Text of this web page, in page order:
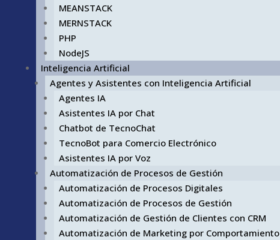
MEANSTACK
MERNSTACK
PHP
NodeJS
Inteligencia Artificial
Agentes y Asistentes con Inteligencia Artificial
Agentes IA
Asistentes IA por Chat
Chatbot de TecnoChat
TecnoBot para Comercio Electrónico
Asistentes IA por Voz
Automatización de Procesos de Gestión
Automatización de Procesos Digitales
Automatización de Procesos de Gestión
Automatización de Gestión de Clientes con CRM
Automatización de Marketing por Comportamiento